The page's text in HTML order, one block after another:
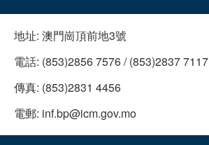
地址: 澳門崗頂前地3號
電話: (853)2856 7576 / (853)2837 7117
傳真: (853)2831 4456
電郵: inf.bp@icm.gov.mo